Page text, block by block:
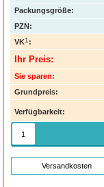
Packungsgröße:
PZN:
VK1:
Ihr Preis:
Sie sparen:
Grundpreis:
Verfügbarkeit:
Versandkosten